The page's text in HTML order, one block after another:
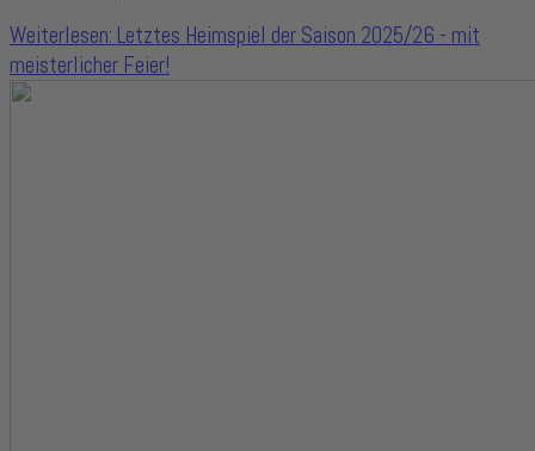
Weiterlesen: Letztes Heimspiel der Saison 2025/26 - mit
meisterlicher Feier!